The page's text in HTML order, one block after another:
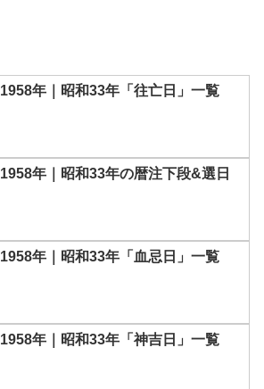
1958年｜昭和33年「往亡日」一覧
1958年｜昭和33年の暦注下段&選日
1958年｜昭和33年「血忌日」一覧
1958年｜昭和33年「神吉日」一覧